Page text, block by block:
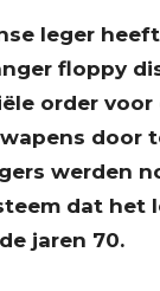
leger
floppy
order voor
door
werden
dat het
jaren 70.